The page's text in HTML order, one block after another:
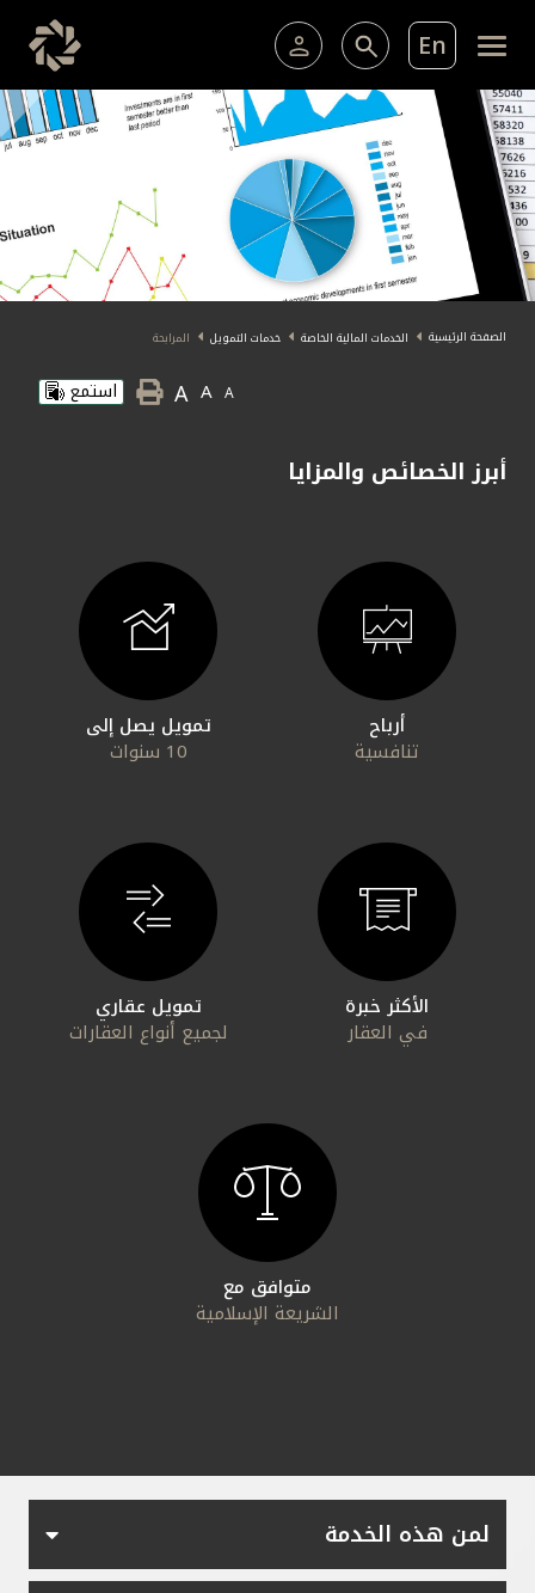
En
الخدمات المصرفية الإلكترونية للأفراد
الخدمات المصرفية الإلكترونية للشركات
خدمة "بيتك" للتداول الإلكتروني
الخدمات المصرفية للأفراد الخدمات المالية
عضوية الخدمات المالية الخاصة
البطاقات
التقارير
اتصل بنا
مواقع الفروع
تركيا
ماليزيا
مصر
الصفحة الرئيسية الخدمات المالية الخاصة خدمات التمويل المرابحة
A
A
A استمع
أبرز الخصائص والمزايا
أرباح
تنافسية
تمويل يصل إلى
10 سنوات
الأكثر خبرة
في العقار
تمويل عقاري
لجميع أنواع العقارات
متوافق مع
الشريعة الإسلامية
لمن هذه الخدمة